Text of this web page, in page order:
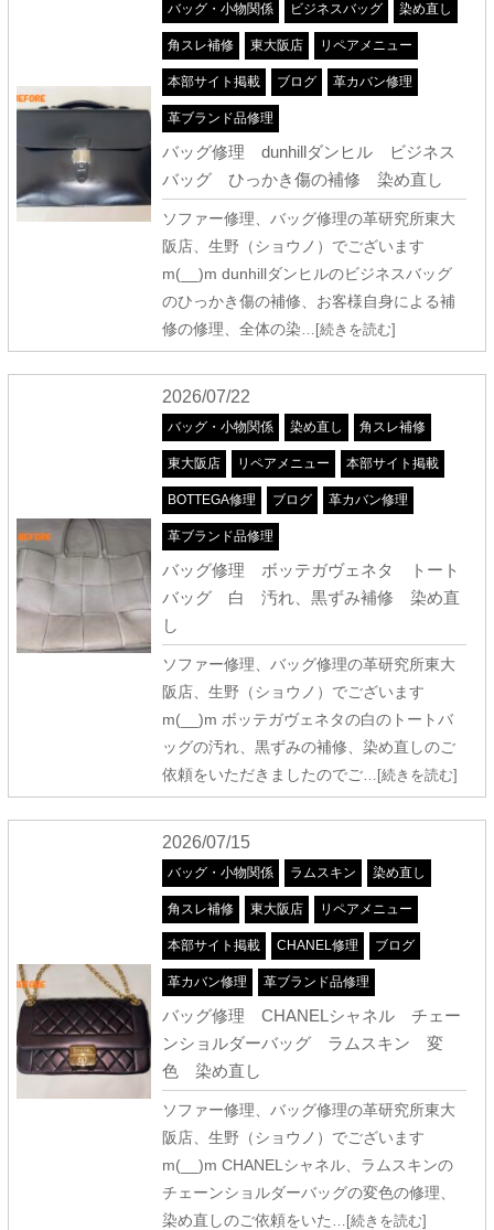
バッグ・小物関係 ビジネスバッグ 染め直し
角スレ補修 東大阪店 リペアメニュー
本部サイト掲載 ブログ 革カバン修理
革ブランド品修理
バッグ修理 dunhillダンヒル ビジネス
バッグ ひっかき傷の補修 染め直し
ソファー修理、バッグ修理の革研究所東大
阪店、生野（ショウノ）でございます
m(__)m dunhillダンヒルのビジネスバッグ
のひっかき傷の補修、お客様自身による補
修の修理、全体の染…[続きを読む]
2026/07/22
バッグ・小物関係 染め直し 角スレ補修
東大阪店 リペアメニュー 本部サイト掲載
BOTTEGA修理 ブログ 革カバン修理
革ブランド品修理
バッグ修理 ボッテガヴェネタ トート
バッグ 白 汚れ、黒ずみ補修 染め直
し
ソファー修理、バッグ修理の革研究所東大
阪店、生野（ショウノ）でございます
m(__)m ボッテガヴェネタの白のトートバ
ッグの汚れ、黒ずみの補修、染め直しのご
依頼をいただきましたのでご…[続きを読む]
2026/07/15
バッグ・小物関係 ラムスキン 染め直し
角スレ補修 東大阪店 リペアメニュー
本部サイト掲載 CHANEL修理 ブログ
革カバン修理 革ブランド品修理
バッグ修理 CHANELシャネル チェー
ンショルダーバッグ ラムスキン 変
色 染め直し
ソファー修理、バッグ修理の革研究所東大
阪店、生野（ショウノ）でございます
m(__)m CHANELシャネル、ラムスキンの
チェーンショルダーバッグの変色の修理、
染め直しのご依頼をいた …[続きを読む]